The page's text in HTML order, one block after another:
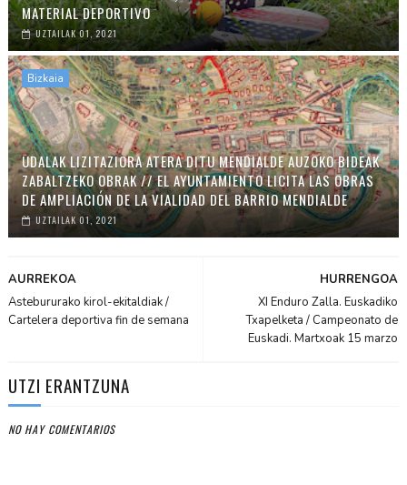
MATERIAL DEPORTIVO
UZTAILAK 01, 2021
Bizkaia
UDALAK LIZITAZIORA ATERA DITU MENDIALDE AUZOKO BIDEAK
ZABALTZEKO OBRAK // EL AYUNTAMIENTO LICITA LAS OBRAS
DE AMPLIACIÓN DE LA VIALIDAD DEL BARRIO MENDIALDE
UZTAILAK 01, 2021
HURRENGOA
XI Enduro Zalla. Euskadiko
Txapelketa / Campeonato de
Euskadi. Martxoak 15 marzo
AURREKOA
Astebururako kirol-ekitaldiak /
Cartelera deportiva fin de semana
UTZI ERANTZUNA
NO HAY COMENTARIOS